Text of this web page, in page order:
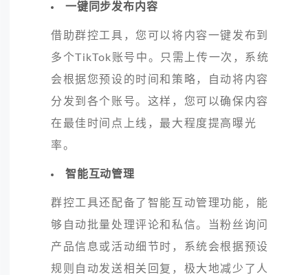
一键同步发布内容
借助群控工具，您可以将内容一键发布到
多个TikTok账号中。只需上传一次，系统
会根据您预设的时间和策略，自动将内容
分发到各个账号。这样，您可以确保内容
在最佳时间点上线，最大程度提高曝光
率。
智能互动管理
群控工具还配备了智能互动管理功能，能
够自动批量处理评论和私信。当粉丝询问
产品信息或活动细节时，系统会根据预设
规则自动发送相关回复，极大地减少了人